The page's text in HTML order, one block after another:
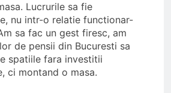
Lucrurile sa fie
nu intr-o relatie functionar-
sa fac un gest firesc, am
de pensii din Bucuresti sa
spatiile fara investitii
ci montand o masa.